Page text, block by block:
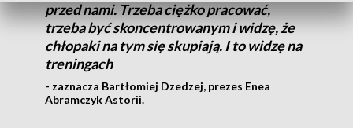
przed nami. Trzeba ciężko pracować,
trzeba być skoncentrowanym i widzę, że
chłopaki na tym się skupiają. I to widzę na
treningach
- zaznacza Bartłomiej Dzedzej, prezes Enea
Abramczyk Astorii.